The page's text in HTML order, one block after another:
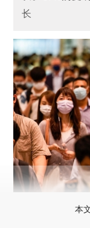
长
本